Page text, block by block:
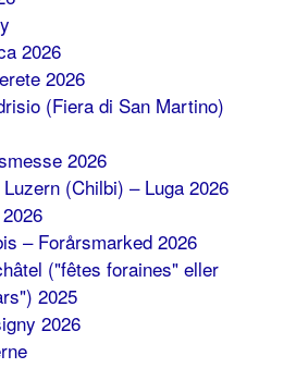
2026
2026
(Fiera di San Martino)
2026
(Chilbi) – Luga 2026
– Forårsmarked 2026
("fêtes foraines" eller
2025
2026